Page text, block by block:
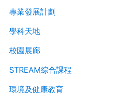
專業發展計劃
學科天地
校園展廊
STREAM綜合課程
環境及健康教育